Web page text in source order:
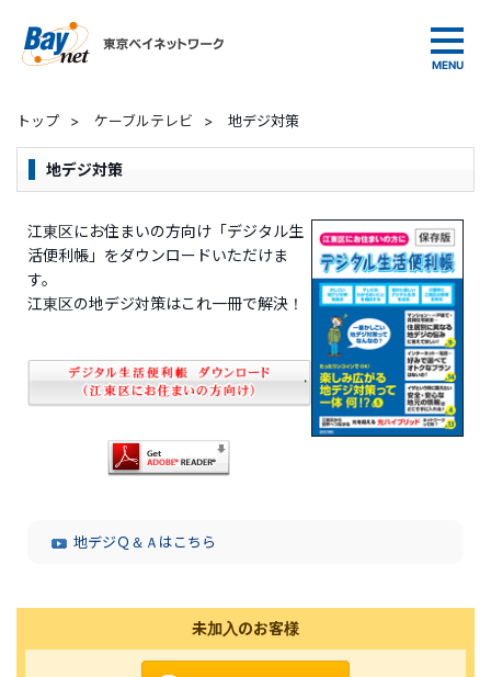
トップ > ケーブルテレビ > 地デジ対策
地デジ対策
江東区にお住まいの方向け「デジタル生
活便利帳」をダウンロードいただけま
す。
江東区の地デジ対策はこれ一冊で解決！
地デジＱ＆Ａはこちら
未加入のお客様